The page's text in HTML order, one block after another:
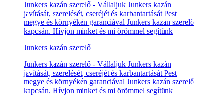
Junkers kazán szerelő - Vállaljuk Junkers kazán
javítását, szerelését, cseréjét és karbantartását Pest
megye és környékén garanciával Junkers kazán szerelő
kapcsán. Hívjon minket és mi örömmel segítünk
Junkers kazán szerelő
Junkers kazán szerelő - Vállaljuk Junkers kazán
javítását, szerelését, cseréjét és karbantartását Pest
megye és környékén garanciával Junkers kazán szerelő
kapcsán. Hívjon minket és mi örömmel segítünk